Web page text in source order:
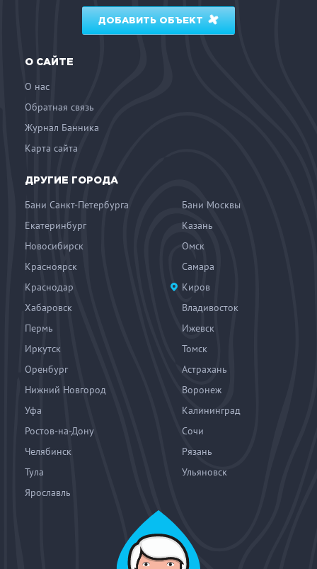
ДОБАВИТЬ ОБЪЕКТ
О САЙТЕ
О нас
Обратная связь
Журнал Банника
Карта сайта
ДРУГИЕ ГОРОДА
Бани Санкт-Петербурга
Бани Москвы
Екатеринбург
Казань
Новосибирск
Омск
Красноярск
Самара
Краснодар
Киров
Хабаровск
Владивосток
Пермь
Ижевск
Иркутск
Томск
Оренбург
Астрахань
Нижний Новгород
Воронеж
Уфа
Калининград
Ростов-на-Дону
Сочи
Челябинск
Рязань
Тула
Ульяновск
Ярославль